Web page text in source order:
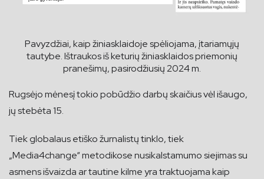
Pavyzdžiai, kaip žiniasklaidoje spėliojama, įtariamųjų
tautybe. Ištraukos iš keturių žiniasklaidos priemonių
pranešimų, pasirodžiusių 2024 m.
Rugsėjo mėnesį tokio pobūdžio darbų skaičius vėl išaugo,
jų stebėta 15.
Tiek globalaus etiško žurnalistų tinklo, tiek
„Media4change“ metodikose nusikalstamumo siejimas su
asmens išvaizda ar tautine kilme yra traktuojama kaip